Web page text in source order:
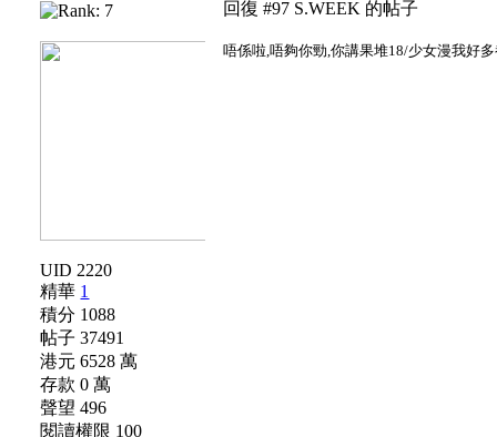
UID 2220
精華 1
積分 1088
帖子 37491
港元 6528 萬
存款 0 萬
聲望 496
閱讀權限 100
回復 #97 S.WEEK 的帖子
唔係啦,唔夠你勁,你講果堆18/少女漫我好